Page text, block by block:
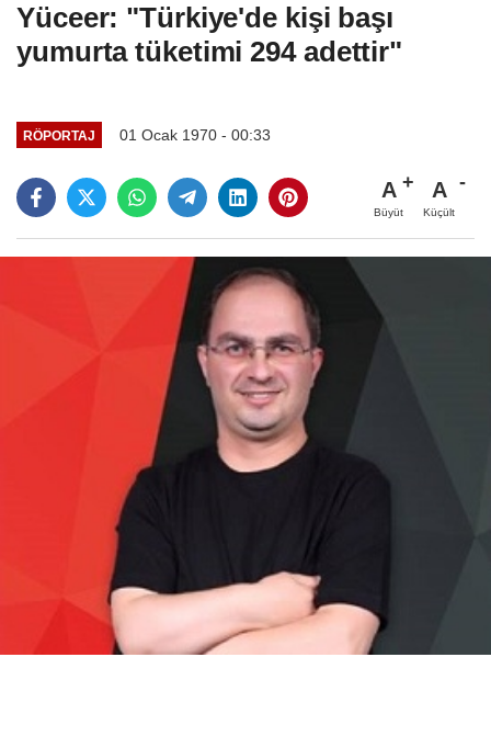
Yüceer: "Türkiye'de kişi başı
yumurta tüketimi 294 adettir"
RÖPORTAJ 01 Ocak 1970 - 00:33
A
Büyüt
A
Küçült